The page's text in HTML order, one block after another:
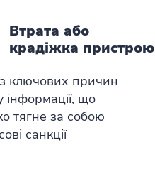
Втрата або
крадіжка пристрою
ключових причин
інформації, що
тягне за собою
санкції